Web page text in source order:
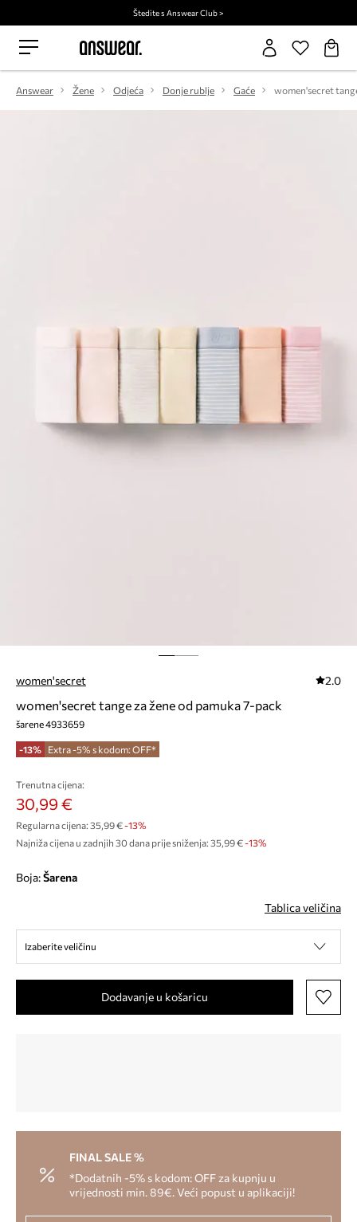
Štedite s Answear Club >
Answear Žene Odjeća Donje rublje Gaće
women'secret 2.0
women'secret tange za žene od pamuka 7-pack
šarene 4933659
-13% Extra -5% s kodom: OFF*
Trenutna cijena:
30,99 €
Regularna cijena: 35,99 €-13%
Najniža cijena u zadnjih 30 dana prije sniženja: 35,99 € -13%
Boja: šarena
Tablica veličina
Izaberite veličinu
Dodavanje u košaricu
FINAL SALE %
*Dodatnih -5% s kodom: OFF za kupnju u
vrijednosti min. 89€. Veći popust u aplikaciji!